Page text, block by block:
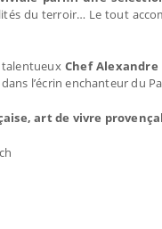
du terroir… Le tout
talentueuxChef Alexandre
l’écrin enchanteur du
art de vivre